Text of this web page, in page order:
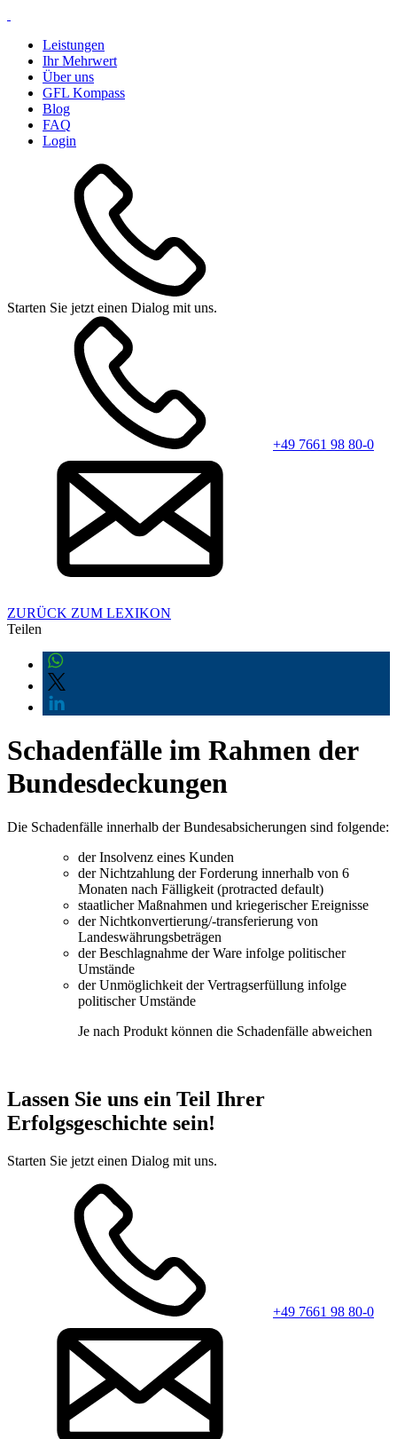
Leistungen
Ihr Mehrwert
Über uns
GFL Kompass
Blog
FAQ
Login
Starten Sie jetzt einen Dialog mit uns.
+49 7661 98 80-0
ZURÜCK ZUM LEXIKON
Teilen
Schadenfälle im Rahmen der
Bundesdeckungen
Die Schadenfälle innerhalb der Bundesabsicherungen sind folgende:
der Insolvenz eines Kunden
der Nichtzahlung der Forderung innerhalb von 6
Monaten nach Fälligkeit (protracted default)
staatlicher Maßnahmen und kriegerischer Ereignisse
der Nichtkonvertierung/-transferierung von
Landeswährungsbeträgen
der Beschlagnahme der Ware infolge politischer
Umstände
der Unmöglichkeit der Vertragserfüllung infolge
politischer Umstände
Je nach Produkt können die Schadenfälle abweichen
Lassen Sie uns ein Teil Ihrer
Erfolgsgeschichte sein!
Starten Sie jetzt einen Dialog mit uns.
+49 7661 98 80-0